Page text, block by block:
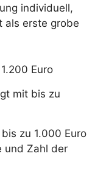
individuell,
als erste grobe
Euro
mit bis zu
zu 1.000 Euro
und Zahl der